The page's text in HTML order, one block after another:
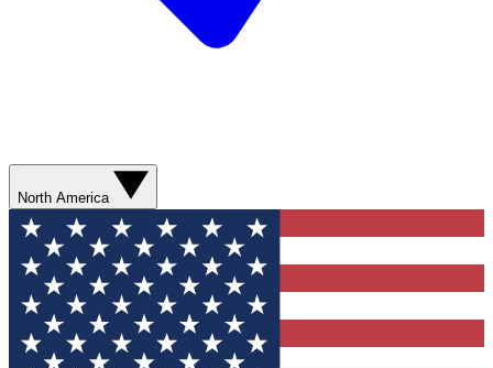
North America